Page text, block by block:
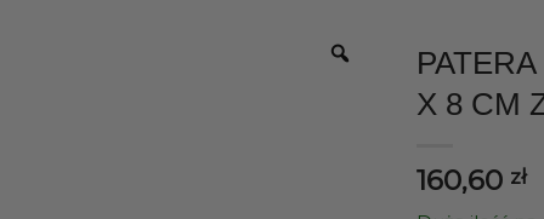
X 8 CM
160,60 zł